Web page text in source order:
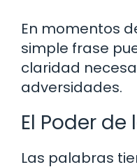
En momentos
simple frase
claridad
adversidades.
El Poder
Las palabras